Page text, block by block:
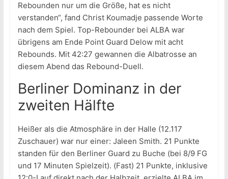
Rebounden nur um die Größe, hat es nicht
verstanden“, fand Christ Koumadje passende Worte
nach dem Spiel. Top-Rebounder bei ALBA war
übrigens am Ende Point Guard Delow mit acht
Rebounds. Mit 42:27 gewannen die Albatrosse an
diesem Abend das Rebound-Duell.
Berliner Dominanz in der
zweiten Hälfte
Heißer als die Atmosphäre in der Halle (12.117
Zuschauer) war nur einer: Jaleen Smith. 21 Punkte
standen für den Berliner Guard zu Buche (bei 8/9 FG
und 17 Minuten Spielzeit). (Fast) 21 Punkte, inklusive